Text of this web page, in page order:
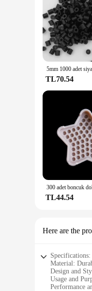
TL70.54
TL44.54
Here are the
Specifications:
Material:
Design and
Usage and
Performance